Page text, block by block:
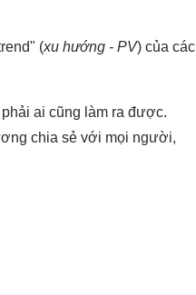
(xu hướng - PV) của các
ai cũng làm ra được.
chia sẻ với mọi người,